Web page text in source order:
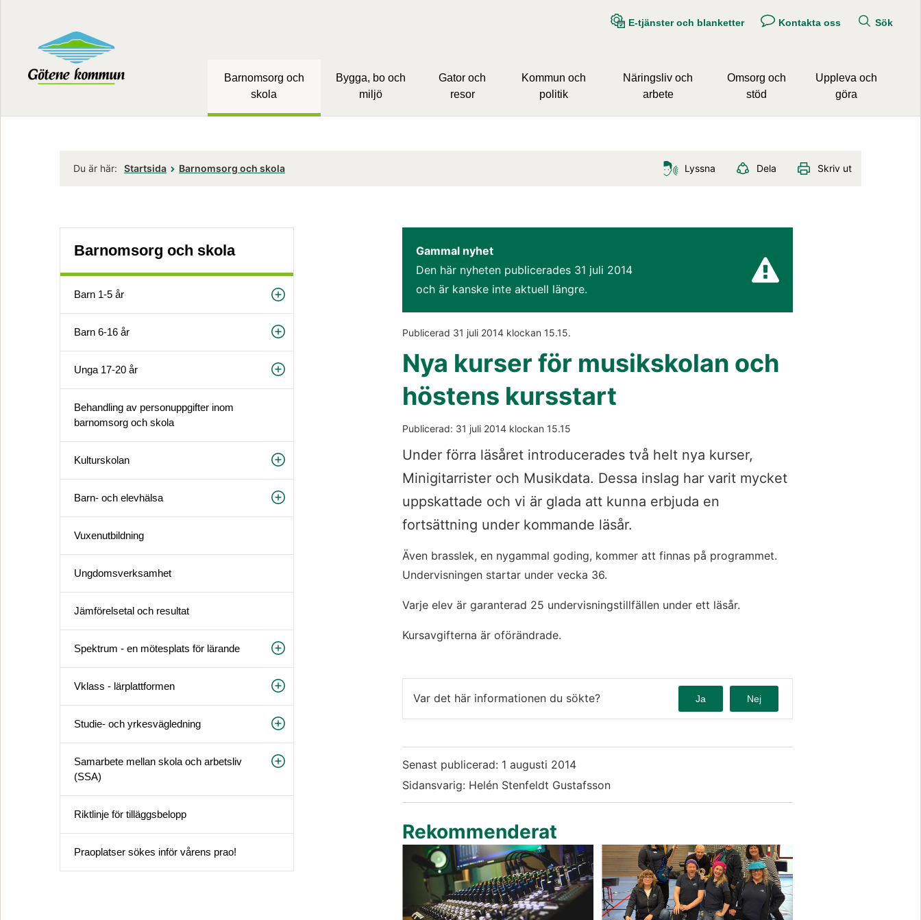
E-tjänster och blanketter Kontakta oss Sök
Barnomsorg och
skola
Bygga, bo och
miljö
Gator och
resor
Kommun och
politik
Näringsliv och
arbete
Omsorg och
stöd
Uppleva och
göra
Du är här: Startsida Barnomsorg och skola Lyssna Dela Skriv ut
Barnomsorg och skola
Barn 1-5 år
Barn 6-16 år
Unga 17-20 år
Behandling av personuppgifter inom
barnomsorg och skola
Kulturskolan
Barn- och elevhälsa
Vuxen­utbildning
Ungdomsverksamhet
Jämförelsetal och resultat
Spektrum - en mötesplats för lärande
Vklass - lärplattformen
Studie- och yrkesvägledning
Samarbete mellan skola och arbetsliv
(SSA)
Riktlinje för tilläggsbelopp
Praoplatser sökes inför vårens prao!
Gammal nyhet
Den här nyheten publicerades 31 juli 2014
och är kanske inte aktuell längre.
Publicerad 31 juli 2014 klockan 15.15.
Nya kurser för musikskolan och
höstens kursstart
Publicerad: 31 juli 2014 klockan 15.15
Under förra läsåret introducerades två helt nya kurser,
Minigitarrister och Musikdata. Dessa inslag har varit mycket
uppskattade och vi är glada att kunna erbjuda en
fortsättning under kommande läsår.
Även brasslek, en nygammal goding, kommer att finnas på programmet.
Undervisningen startar under vecka 36.
Varje elev är garanterad 25 undervisningstillfällen under ett läsår.
Kursavgifterna är oförändrade.
Var det här informationen du sökte? Ja Nej
Senast publicerad: 1 augusti 2014
Sidansvarig: Helén Stenfeldt Gustafsson
Rekommenderat